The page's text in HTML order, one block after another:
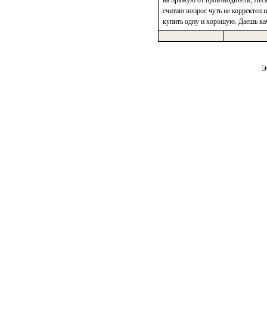
считаю вопрос чуть не
купить одну и хорошую. Даешь